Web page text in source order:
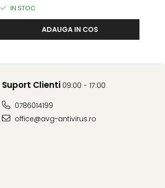
IN STOC
ADAUGA IN COS
Suport Clienti09:00 - 17:00
0786014199
office@avg-antivirus.ro